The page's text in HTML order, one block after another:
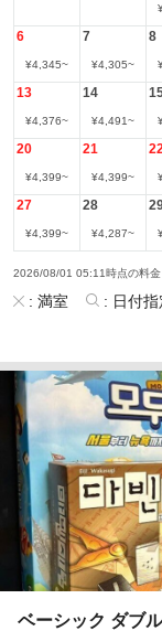
6
¥4,345~
7
¥4,305~
8
13
¥4,376~
14
¥4,491~
20
¥4,399~
21
¥4,399~
27
¥4,399~
28
¥4,287~
2026/08/01 05:11時点の料金
: 満室 : 日付
ベーシック ダブ